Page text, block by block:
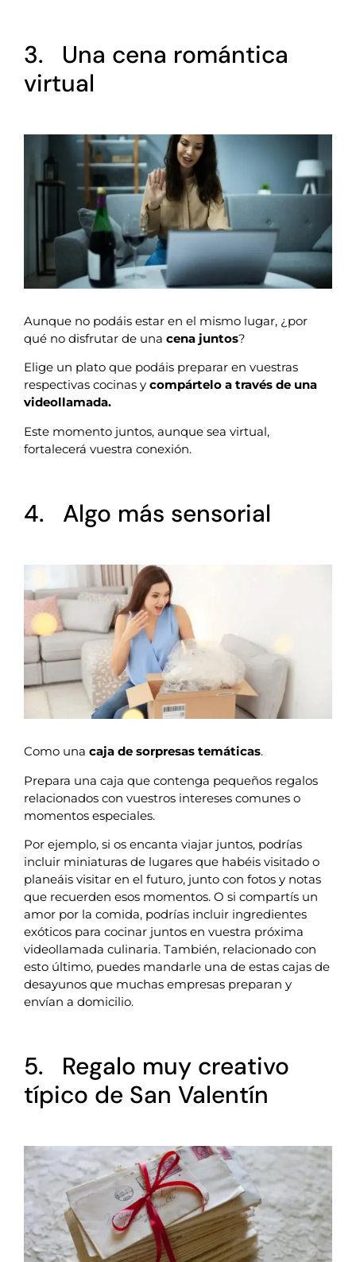
3. Una cena romántica
virtual
Aunque no podáis estar en el mismo lugar, ¿por
qué no disfrutar de una cena juntos?
Elige un plato que podáis preparar en vuestras
respectivas cocinas y compártelo a través de una
videollamada.
Este momento juntos, aunque sea virtual,
fortalecerá vuestra conexión.
4. Algo más sensorial
Como una caja de sorpresas temáticas.
Prepara una caja que contenga pequeños regalos
relacionados con vuestros intereses comunes o
momentos especiales.
Por ejemplo, si os encanta viajar juntos, podrías
incluir miniaturas de lugares que habéis visitado o
planeáis visitar en el futuro, junto con fotos y notas
que recuerden esos momentos. O si compartís un
amor por la comida, podrías incluir ingredientes
exóticos para cocinar juntos en vuestra próxima
videollamada culinaria. También, relacionado con
esto último, puedes mandarle una de estas cajas de
desayunos que muchas empresas preparan y
envían a domicilio.
5. Regalo muy creativo
típico de San Valentín